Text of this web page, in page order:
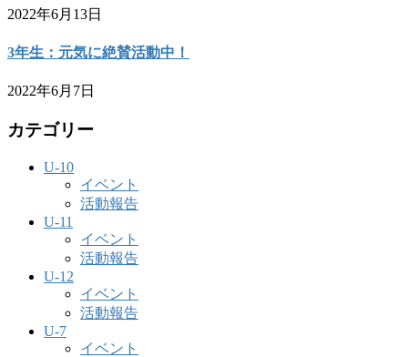
2022年6月13日
3年生：元気に絶賛活動中！
2022年6月7日
カテゴリー
U-10
イベント
活動報告
U-11
イベント
活動報告
U-12
イベント
活動報告
U-7
イベント